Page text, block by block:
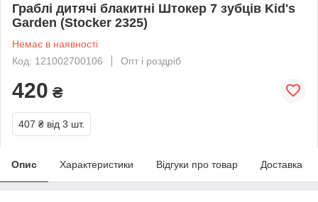
Граблі дитячі блакитні Штокер 7 зубців Kid's
Garden (Stocker 2325)
Немає в наявності
Код: 121002700106
Опт і роздріб
420 ₴
407 ₴ від 3 шт.
Опис Характеристики Відгуки про товар Доставка